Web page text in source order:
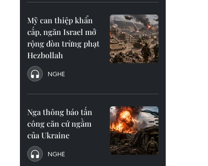
Mỹ can thiệp khẩn
cấp, ngăn Israel mở
rộng đòn trừng phạt
Hezbollah
NGHE
Nga thông báo tấn
công căn cứ ngầm
của Ukraine
NGHE